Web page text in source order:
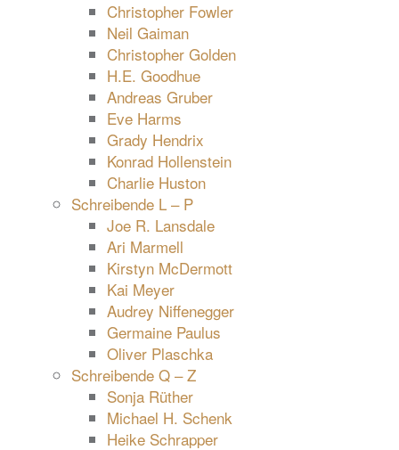
Christopher Fowler
Neil Gaiman
Christopher Golden
H.E. Goodhue
Andreas Gruber
Eve Harms
Grady Hendrix
Konrad Hollenstein
Charlie Huston
Schreibende L – P
Joe R. Lansdale
Ari Marmell
Kirstyn McDermott
Kai Meyer
Audrey Niffenegger
Germaine Paulus
Oliver Plaschka
Schreibende Q – Z
Sonja Rüther
Michael H. Schenk
Heike Schrapper